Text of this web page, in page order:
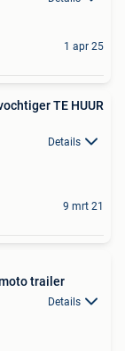
1 apr 25
TE HUUR
Details
9 mrt 21
trailer
Details